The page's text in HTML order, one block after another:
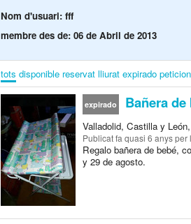
Nom d'usuari: fff
membre des de: 06 de Abril de 2013
tots disponible reservat lliurat expirado
expirado Bañera de
Valladolid, Castilla y
Publicatfa quasi 6 anysper
Regalo bañera de bebé,
y 29 de agosto.